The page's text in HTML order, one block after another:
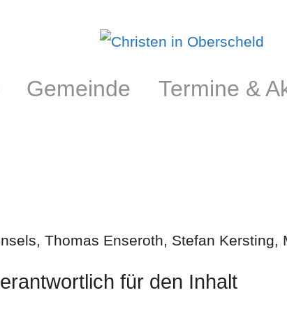
Gemeinde Termine &
Thomas Enseroth, Stefan
für den Inhalt